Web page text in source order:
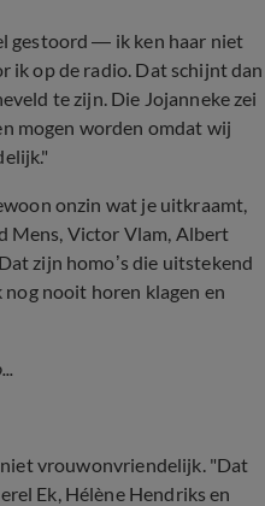
gestoord — ik ken haar niet
ik op de radio. Dat schijnt dan
te zijn. Die Jojanneke zei
mogen worden omdat wij
onzin wat je uitkraamt,
Mens, Victor Vlam, Albert
zijn homo’s die uitstekend
nooit horen klagen en
vrouwonvriendelijk. "Dat
Ek, Hélène Hendriks en